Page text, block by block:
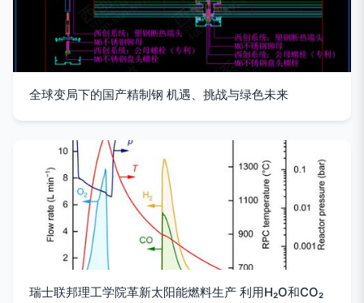
全球变局下的国产精制钢 机遇、挑战与绿色未来
瑞士联邦理工学院革新太阳能燃料生产 利用H₂O和CO₂